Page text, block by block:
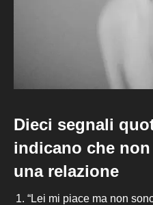
Dieci segnali
indicano che
una relazione
“Lei mi piace ma non